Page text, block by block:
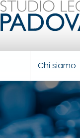
Chi siamo